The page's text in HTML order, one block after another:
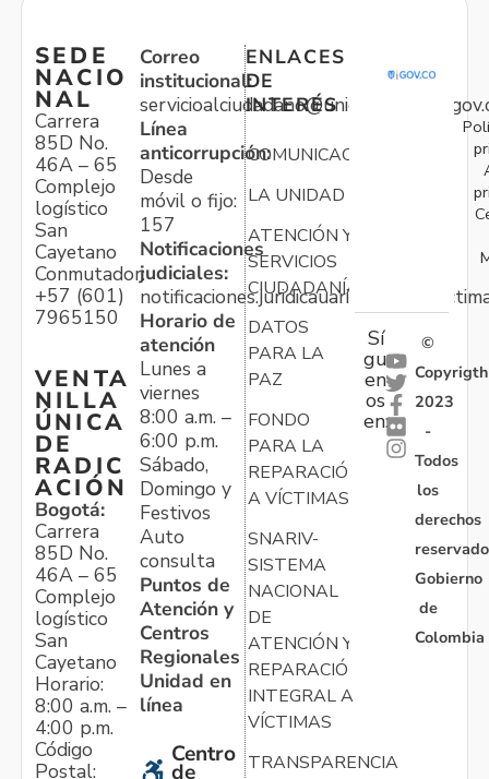
SEDE
NACIO
NAL
Carrera
85D No.
46A – 65
Complejo
logístico
San
Cayetano
Conmutador:
+57 (601)
7965150
VENTA
NILLA
ÚNICA
DE
RADIC
ACIÓN
Bogotá:
Carrera
85D No.
46A – 65
Complejo
logístico
San
Cayetano
Horario:
8:00 a.m. –
4:00 p.m.
Código
Postal:
Correo
institucional:
Línea
anticorrupción:
Desde
móvil o fijo:
157
Notificaciones
judiciales:
Horario de
atención
Lunes a
viernes
8:00 a.m. –
6:00 p.m.
Sábado,
Domingo y
Festivos
Auto
consulta
Puntos de
Atención y
Centros
Regionales
Unidad en
línea
Centro
de
ENLACES
DE
INTERÉS
COMUNICACIONES
LA UNIDAD
ATENCIÓN Y
SERVICIOS
CIUDADANÍA
DATOS
PARA LA
PAZ
FONDO
PARA LA
REPARACIÓN
A VÍCTIMAS
SNARIV-
SISTEMA
NACIONAL
DE
ATENCIÓN Y
REPARACIÓN
INTEGRAL A
VÍCTIMAS
TRANSPARENCIA
Sí
gu
en
os
en:
©
Copyrigth
2023
-
Todos
los
derechos
Gobierno
de
Colombia